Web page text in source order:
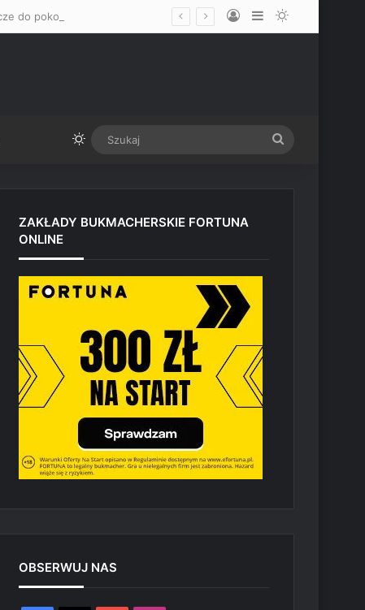
Log InSidebarSwitch skin
Switch skin
ZAKŁADY BUKMACHERSKIE FORTUNA
ONLINE
OBSERWUJ NAS